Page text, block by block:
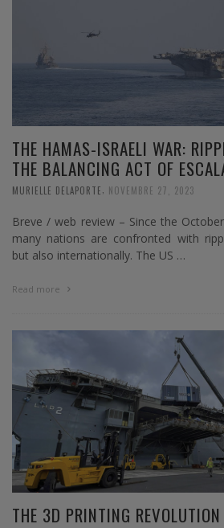
THE HAMAS-ISRAELI WAR:
THE BALANCING ACT OF
MURIELLE DELAPORTE, NOVEMBRE 27, 2023
Breve / web review – Since the
many nations are confronted with
but also internationally. The US …
Read more
THE 3D PRINTING REVOLUTION